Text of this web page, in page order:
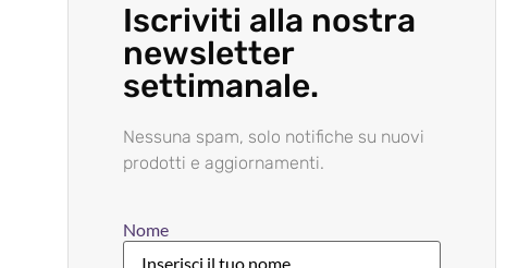
Iscriviti alla nostra
newsletter
settimanale.
Nessuna spam, solo notifiche su nuovi
prodotti e aggiornamenti.
Nome